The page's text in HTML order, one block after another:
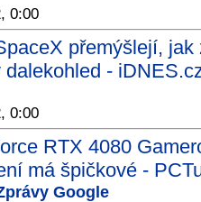
0:00
přemýšlejí,
dalekohled -
0:00
RTX 4080
má špičkové -
Google